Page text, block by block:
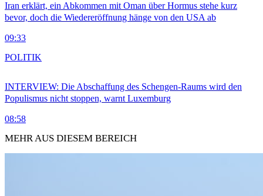
Iran erklärt, ein Abkommen mit Oman über Hormus stehe kurz
bevor, doch die Wiedereröffnung hänge von den USA ab
09:33
INTERVIEW: Die Abschaffung des Schengen-Raums wird den
Populismus nicht stoppen, warnt Luxemburg
08:58
POLITIK
MEHR AUS DIESEM BEREICH